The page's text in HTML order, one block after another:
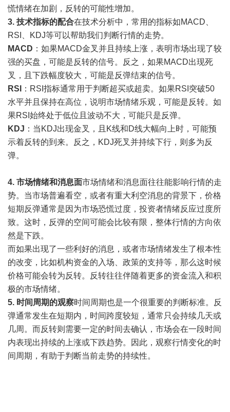
慌情绪在加剧，反转的可能性增加。
3. 技术指标的配合在技术分析中，常用的指标如MACD、
RSI、KDJ等可以帮助我们判断行情的走势。
MACD ：如果MACD金叉并且持续上涨，表明市场出现了较
强的买盘，可能是反转的信号。反之，如果MACD出现死
叉，且下跌幅度较大，可能是反弹结束的信号。
RSI
：RSI指标通常用于判断超买或超卖。如果RSI突破50
水平并且保持在高位，说明市场情绪乐观，可能是反转。如
果RSI始终处于低位且波动不大，可能只是反弹。
KDJ ：当KDJ出现金叉，且K线和D线大幅向上时，可能预
示着反转的到来。反之，KDJ死叉并持续下行，则多为反
弹。
4. 市场情绪和消息面市场情绪和消息面往往能影响行情的走
势。当市场普遍看空，或者有重大利空消息的背景下，价格
短期反弹通常是因为市场恐慌过度，投资者情绪反应过度所
致。这时，反弹的空间可能会比较有限，整体行情的方向依
然是下跌。
而如果出现了一些利好的消息，或者市场情绪发生了根本性
的改变，比如机构资金的入场、政策的支持等，那么这时候
价格可能会转为反转。反转往往伴随着更多的资金流入和积
极的市场情绪。
5. 时间周期的观察时间周期也是一个很重要的判断标准。反
弹通常发生在短期内，时间跨度较短，通常只会持续几天或
几周。而反转则需要一定的时间去确认，市场会在一段时间
内表现出持续的上涨或下跌趋势。因此，观察行情变化的时
间周期，有助于判断当前走势的持续性。